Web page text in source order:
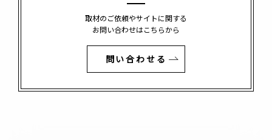
取材のご依頼やサイトに関する
お問い合わせはこちらから
問い合わせる